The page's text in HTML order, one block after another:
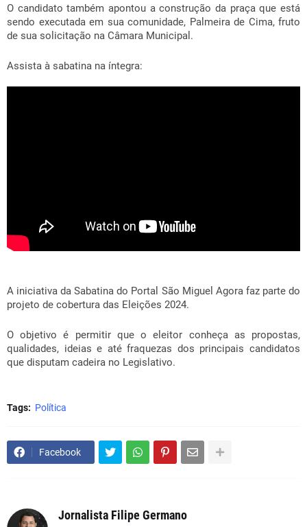
O candidato também apontou a construção da praça que está
sendo executada em sua comunidade, Palmeira de Cima, fruto
de sua solicitação na Câmara Municipal.
Assista à sabatina na íntegra:
A iniciativa da Sabatina do Portal São Miguel Agora faz parte do
projeto de cobertura das Eleições 2024.
O objetivo é permitir que o eleitor conheça as propostas,
qualidades, ideias e até fraquezas dos principais candidatos
que disputam cadeira no Legislativo.
Tags: Política
Facebook
Jornalista Filipe Germano